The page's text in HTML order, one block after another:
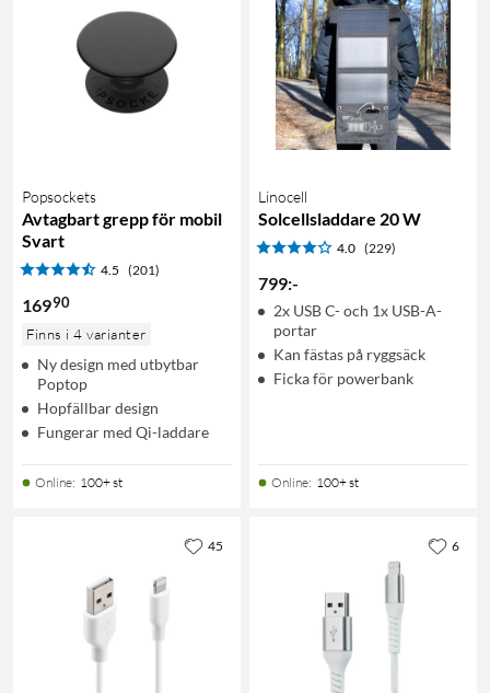
Popsockets
Avtagbart grepp för mobil
Svart
4.5 (201)
16990
Finns i 4 varianter
Ny design med utbytbar
Poptop
Hopfällbar design
Fungerar med Qi-laddare
Online: 100+ st
Linocell
Solcellsladdare 20 W
4.0 (229)
799:-
2x USB C- och 1x USB-A-
portar
Kan fästas på ryggsäck
Ficka för powerbank
Online: 100+ st
45 6